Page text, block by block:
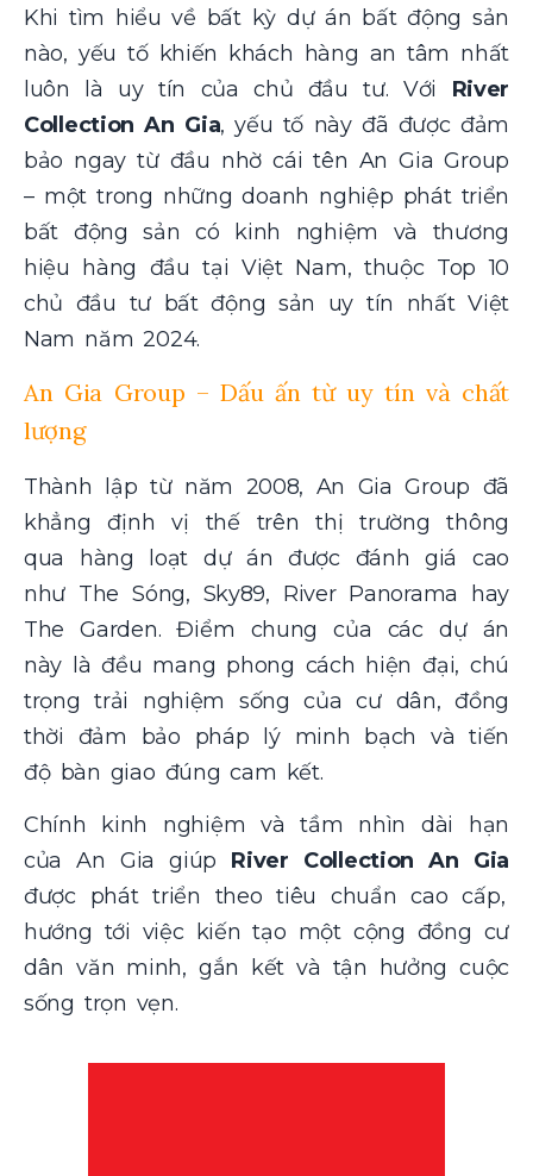
Khi tìm hiểu về bất kỳ dự án bất động sản
nào, yếu tố khiến khách hàng an tâm nhất
luôn là uy tín của chủ đầu tư. Với River
Collection An Gia, yếu tố này đã được đảm
bảo ngay từ đầu nhờ cái tên An Gia Group
– một trong những doanh nghiệp phát triển
bất động sản có kinh nghiệm và thương
hiệu hàng đầu tại Việt Nam, thuộc Top 10
chủ đầu tư bất động sản uy tín nhất Việt
Nam năm 2024.
An Gia Group – Dấu ấn từ uy tín và chất
lượng
Thành lập từ năm 2008, An Gia Group đã
khẳng định vị thế trên thị trường thông
qua hàng loạt dự án được đánh giá cao
như The Sóng, Sky89, River Panorama hay
The Garden. Điểm chung của các dự án
này là đều mang phong cách hiện đại, chú
trọng trải nghiệm sống của cư dân, đồng
thời đảm bảo pháp lý minh bạch và tiến
độ bàn giao đúng cam kết.
Chính kinh nghiệm và tầm nhìn dài hạn
của An Gia giúp River Collection An Gia
được phát triển theo tiêu chuẩn cao cấp,
hướng tới việc kiến tạo một cộng đồng cư
dân văn minh, gắn kết và tận hưởng cuộc
sống trọn vẹn.